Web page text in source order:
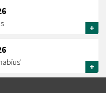
+
+